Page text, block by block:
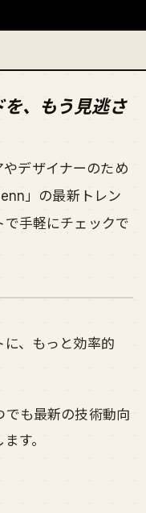
、もう見逃さ
デザイナーのため
」の最新トレン
で手軽にチェックで
、もっと効率的
でも最新の技術動向
す。